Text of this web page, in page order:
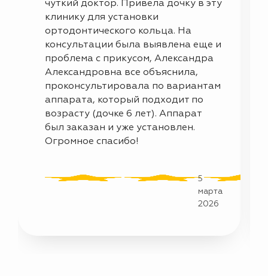
чуткий доктор. Привела дочку в эту
клинику для установки
ортодонтического кольца. На
консультации была выявлена еще и
проблема с прикусом, Александра
Александровна все объяснила,
проконсультировала по вариантам
аппарата, который подходит по
возрасту (дочке 6 лет). Аппарат
был заказан и уже установлен.
Огромное спасибо!
5
марта
2026